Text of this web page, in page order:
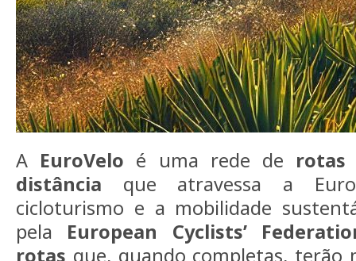
A EuroVelo é uma rede de rotas
distância que atravessa a
cicloturismo e a mobilidade
pela European Cyclists’
rotas que, quando completas, terão